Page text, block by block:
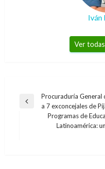
Iván
Ver
Navegación
entradas
Entrada
Procuraduría General
a 7 exconcejales de
Programas de
Latinoamérica: